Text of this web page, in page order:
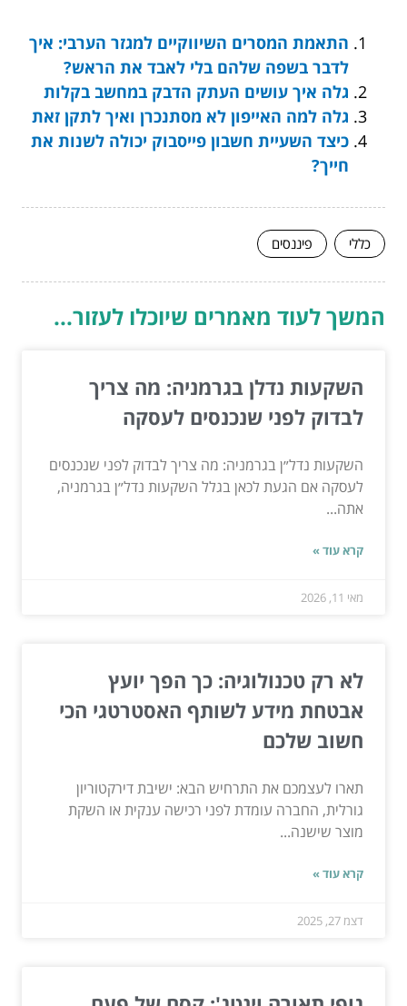
התאמת המסרים השיווקיים למגזר הערבי: איך
לדבר בשפה שלהם בלי לאבד את הראש?
גלה איך עושים העתק הדבק במחשב בקלות
גלה למה האייפון לא מסתנכרן ואיך לתקן זאת
כיצד השעיית חשבון פייסבוק יכולה לשנות את
חייך?
כללי פיננסים
המשך לעוד מאמרים שיוכלו לעזור...
השקעות נדלן בגרמניה: מה צריך
לבדוק לפני שנכנסים לעסקה
השקעות נדל״ן בגרמניה: מה צריך לבדוק לפני שנכנסים
לעסקה אם הגעת לכאן בגלל השקעות נדל״ן בגרמניה,
אתה...
קרא עוד »
מאי 11, 2026
לא רק טכנולוגיה: כך הפך יועץ
אבטחת מידע לשותף האסטרטגי הכי
חשוב שלכם
תארו לעצמכם את התרחיש הבא: ישיבת דירקטוריון
גורלית, החברה עומדת לפני רכישה ענקית או השקת
מוצר שישנה...
קרא עוד »
דצמ 27, 2025